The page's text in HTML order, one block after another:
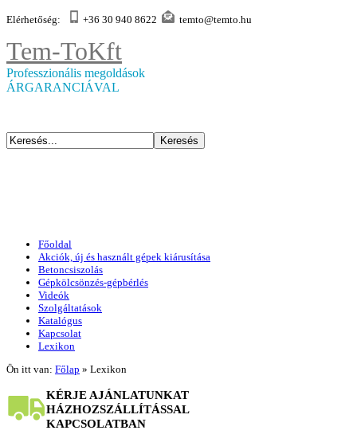
Elérhetőség: +36 30 940 8622 temto@temto.hu
Tem-ToKft
Professzionális megoldások
ÁRGARANCIÁVAL
Főoldal
Akciók, új és használt gépek kiárusítása
Betoncsiszolás
Gépkölcsönzés-gépbérlés
Videók
Szolgáltatások
Katalógus
Kapcsolat
Lexikon
Ön itt van: Főlap » Lexikon
KÉRJE AJÁNLATUNKAT
HÁZHOZSZÁLLÍTÁSSAL
KAPCSOLATBAN